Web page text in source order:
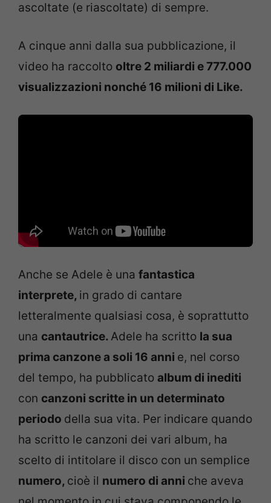
ascoltate (e riascoltate) di sempre.
A cinque anni dalla sua pubblicazione, il
video ha raccolto oltre 2 miliardi e 777.000
visualizzazioni nonché 16 milioni di Like.
Anche se Adele è una fantastica
interprete, in grado di cantare
letteralmente qualsiasi cosa, è soprattutto
una cantautrice.Adele ha scritto la sua
prima canzone a soli 16 anni e, nel corso
del tempo, ha pubblicato album di inediti
con canzoni scritte in un determinato
periodo della sua vita. Per indicare quando
ha scritto le canzoni dei vari album, ha
scelto di intitolare il disco con un semplice
numero, cioè il numero di anni che aveva